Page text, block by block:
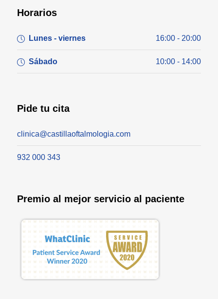
Horarios
Lunes - viernes 16:00 - 20:00
Sábado 10:00 - 14:00
Pide tu cita
clinica@castillaoftalmologia.com
932 000 343
Premio al mejor servicio al paciente